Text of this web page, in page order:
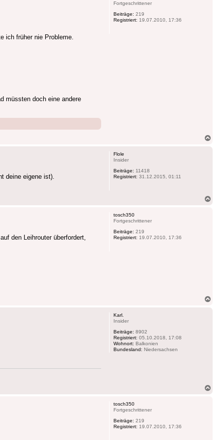
Fortgeschrittener
Beiträge: 219
Registriert: 19.07.2010, 17:36
ich früher nie Probleme.
müssten doch eine andere
Flole
Insider
Beiträge: 11418
Registriert: 31.12.2015, 01:11
deine eigene ist).
tosch350
Fortgeschrittener
Beiträge: 219
Registriert: 19.07.2010, 17:36
den Leihrouter überfordert,
Karl.
Insider
Beiträge: 8902
Registriert: 05.10.2018, 17:08
Wohnort: Balkonien
Bundesland: Niedersachsen
tosch350
Fortgeschrittener
Beiträge: 219
Registriert: 19.07.2010, 17:36